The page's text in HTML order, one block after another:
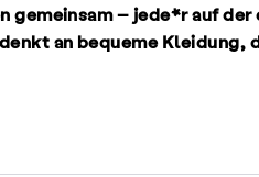
– jede*r auf der
an bequeme Kleidung,